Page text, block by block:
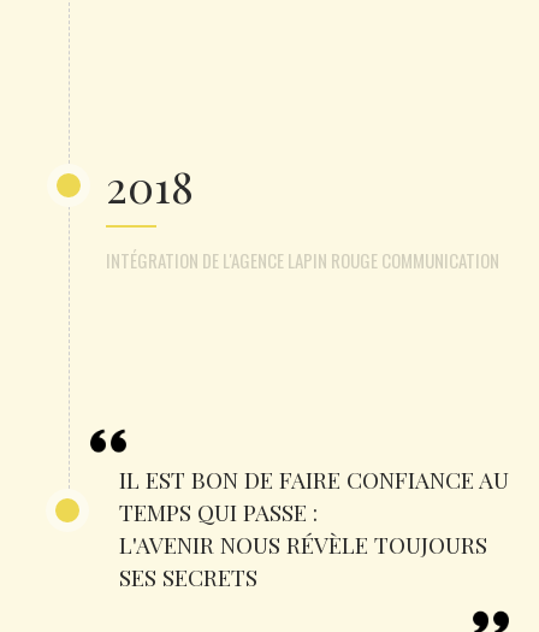
2018
INTÉGRATION DE L'AGENCE LAPIN ROUGE COMMUNICATION
IL EST BON DE FAIRE CONFIANCE AU
TEMPS QUI PASSE :
L'AVENIR NOUS RÉVÈLE TOUJOURS
SES SECRETS